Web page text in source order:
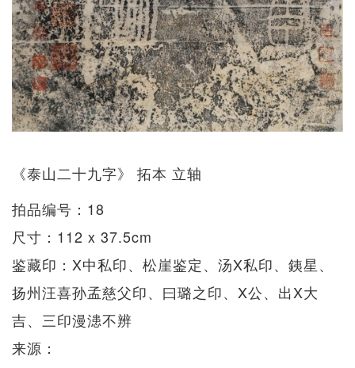
《泰山二十九字》 拓本 立轴
拍品编号：18
尺寸：112 x 37.5cm
鉴藏印：X中私印、松崖鉴定、汤X私印、銕星、
扬州汪喜孙孟慈父印、曰璐之印、X公、出X大
吉、三印漫漶不辨
来源：